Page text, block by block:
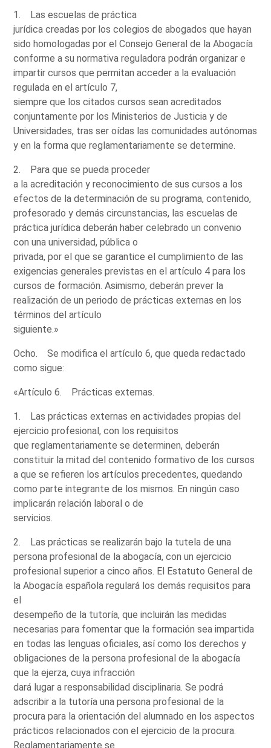
1. Las escuelas de práctica
jurídica creadas por los colegios de abogados que hayan
sido homologadas por el Consejo General de la Abogacía
conforme a su normativa reguladora podrán organizar e
impartir cursos que permitan acceder a la evaluación
regulada en el artículo 7,
siempre que los citados cursos sean acreditados
conjuntamente por los Ministerios de Justicia y de
Universidades, tras ser oídas las comunidades autónomas
y en la forma que reglamentariamente se determine.
2. Para que se pueda proceder
a la acreditación y reconocimiento de sus cursos a los
efectos de la determinación de su programa, contenido,
profesorado y demás circunstancias, las escuelas de
práctica jurídica deberán haber celebrado un convenio
con una universidad, pública o
privada, por el que se garantice el cumplimiento de las
exigencias generales previstas en el artículo 4 para los
cursos de formación. Asimismo, deberán prever la
realización de un periodo de prácticas externas en los
términos del artículo
siguiente.»
Ocho. Se modifica el artículo 6, que queda redactado
como sigue:
«Artículo 6. Prácticas externas.
1. Las prácticas externas en actividades propias del
ejercicio profesional, con los requisitos
que reglamentariamente se determinen, deberán
constituir la mitad del contenido formativo de los cursos
a que se refieren los artículos precedentes, quedando
como parte integrante de los mismos. En ningún caso
implicarán relación laboral o de
servicios.
2. Las prácticas se realizarán bajo la tutela de una
persona profesional de la abogacía, con un ejercicio
profesional superior a cinco años. El Estatuto General de
la Abogacía española regulará los demás requisitos para
el
desempeño de la tutoría, que incluirán las medidas
necesarias para fomentar que la formación sea impartida
en todas las lenguas oficiales, así como los derechos y
obligaciones de la persona profesional de la abogacía
que la ejerza, cuya infracción
dará lugar a responsabilidad disciplinaria. Se podrá
adscribir a la tutoría una persona profesional de la
procura para la orientación del alumnado en los aspectos
prácticos relacionados con el ejercicio de la procura.
Reglamentariamente se